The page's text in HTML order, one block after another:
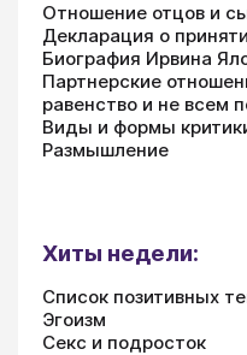
Отношение отцов и
Декларация о
Биография Ирвина
Партнерские
равенство и не всем
Виды и формы
Размышление
Хиты недели:
Список позитивных
Эгоизм
Секс и подросток